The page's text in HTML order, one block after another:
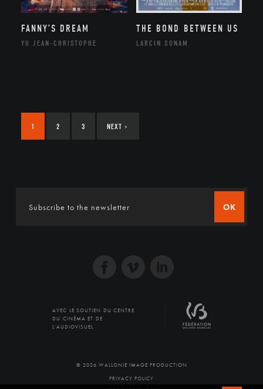
FANNY’S DREAM
YU JEAN-CHRISTOPHE
THE BOND BETWEEN US
LARCIN SONAM
1 2 3 NEXT ›
OK
AVEC LE SOUTIEN DU CENTRE
DU CINÉMA ET DE
L'AUDIOVISUEL
© 2026 WALLONIE IMAGE PRODUCTION
PRIVACY POLICY